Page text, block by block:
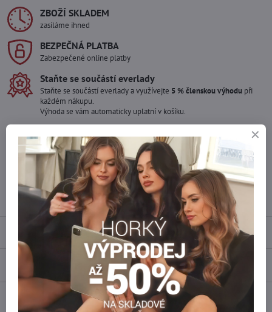
ZBOŽÍ SKLADEM
zasíláme ihned
BEZPEČNÁ PLATBA
Zabezpečené online platby
Staňte se součástí everlady
Staňte se součástí everlady a využívejte 5 % členskou výhodu při
každém nákupu.
Výhoda se vám automaticky uplatní v košíku.
Máte zájem o více kusů ?
Kontaktujte nás na mail, zboží pro Vás doskladníme!
info​@everlady​.eu
Recenze
Diskuse 0